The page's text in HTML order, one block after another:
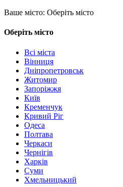
Ваше місто: Оберіть місто
Оберіть місто
Всі міста
Вінниця
Дніпропетровськ
Житомир
Запоріжжя
Київ
Кременчук
Кривий Ріг
Одеса
Полтава
Черкаси
Чернігів
Харків
Суми
Хмельницький